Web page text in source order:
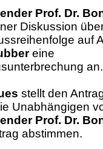
Prof. Dr.
Diskussion
auf
eine
an.
stellt den
Unabhängigen
Prof. Dr.
abstimmen.